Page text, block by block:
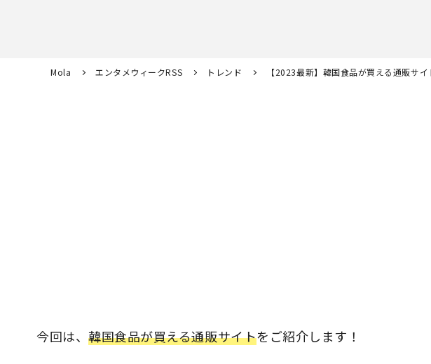
Mola エンタメウィークRSS トレンド 【2023最新】韓国食品が買える通販サ
今回は、韓国食品が買える通販サイトをご紹介します！